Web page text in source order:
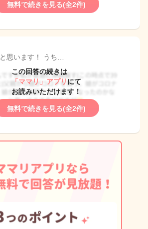
無料で続きを見る(全2件)
思います！ うち…
この回答の続きは
「ママリ」アプリ にて
お読みいただけます！
無料で続きを見る(全2件)